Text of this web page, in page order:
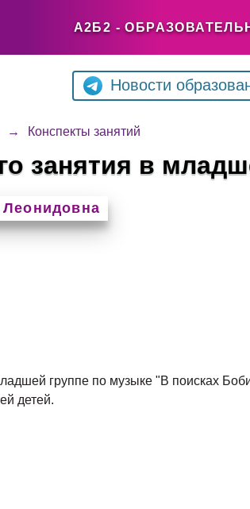
А2Б2 -
Новости
→ Конспекты занятий
занятия в
группе по музыке "В поисках
детей.